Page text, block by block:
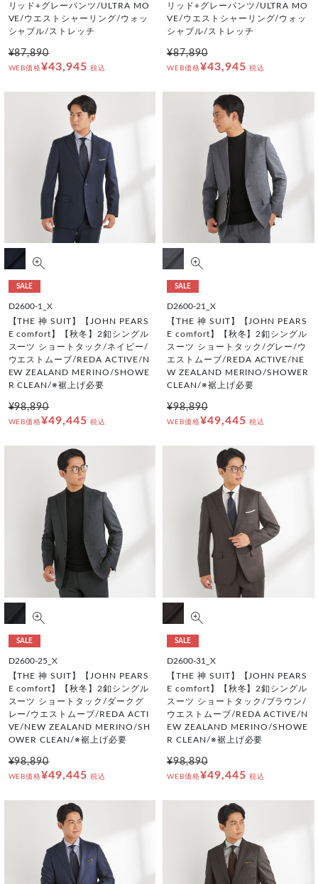
リッド+グレーパンツ/ULTRA MO
VE/ウエストシャーリング/ウォッ
シャブル/ストレッチ
¥87,890
WEB価格¥43,945 税込
リッド+グレーパンツ/ULTRA MO
VE/ウエストシャーリング/ウォッ
シャブル/ストレッチ
¥87,890
WEB価格¥43,945 税込
SALE
D2600-1_X
【THE 神 SUIT】【JOHN PEARS
E comfort】【秋冬】2釦シングル
スーツ ショートタック/ネイビー/
ウエストムーブ/REDA ACTIVE/N
EW ZEALAND MERINO/SHOWE
R CLEAN/※裾上げ必要
¥98,890
WEB価格¥49,445 税込
SALE
D2600-21_X
【THE 神 SUIT】【JOHN PEARS
E comfort】【秋冬】2釦シングル
スーツ ショートタック/グレー/ウ
エストムーブ/REDA ACTIVE/NE
W ZEALAND MERINO/SHOWER
CLEAN/※裾上げ必要
¥98,890
WEB価格¥49,445 税込
SALE
D2600-25_X
【THE 神 SUIT】【JOHN PEARS
E comfort】【秋冬】2釦シングル
スーツ ショートタック/ダークグ
レー/ウエストムーブ/REDA ACTI
VE/NEW ZEALAND MERINO/SH
OWER CLEAN/※裾上げ必要
¥98,890
WEB価格¥49,445 税込
SALE
D2600-31_X
【THE 神 SUIT】【JOHN PEARS
E comfort】【秋冬】2釦シングル
スーツ ショートタック/ブラウン/
ウエストムーブ/REDA ACTIVE/N
EW ZEALAND MERINO/SHOWE
R CLEAN/※裾上げ必要
¥98,890
WEB価格¥49,445 税込